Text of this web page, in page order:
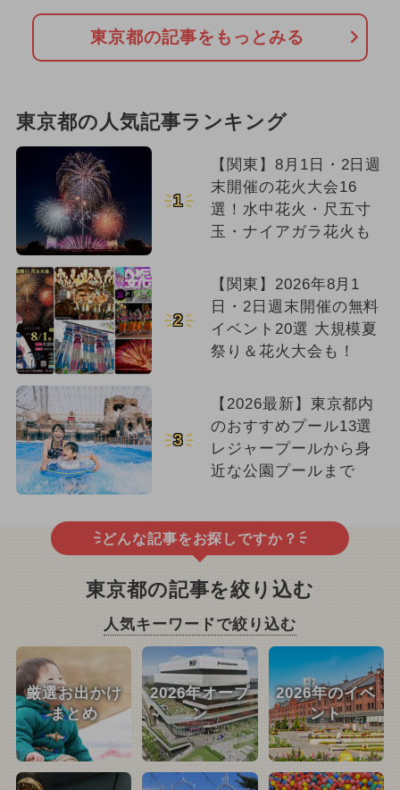
東京都の記事をもっとみる
東京都の人気記事ランキング
1
【関東】8月1日・2日週
末開催の花火大会16
選！水中花火・尺五寸
玉・ナイアガラ花火も
2
【関東】2026年8月1
日・2日週末開催の無料
イベント20選 大規模夏
祭り＆花火大会も！
3
【2026最新】東京都内
のおすすめプール13選
レジャープールから身
近な公園プールまで
どんな記事をお探しですか？
東京都の記事を絞り込む
人気キーワードで絞り込む
厳選お出かけ
まとめ
2026年オープ
ン
2026年のイベ
ント